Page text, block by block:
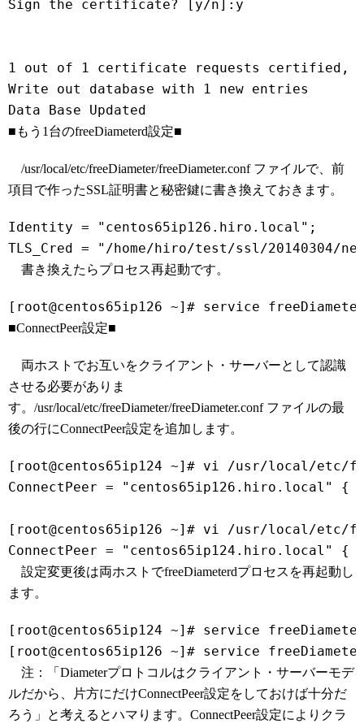
Sign the certificate? [y/n]:y
1 out of 1 certificate requests certified,
Write out database with 1 new entries
■もう1台のfreeDiameterd設定■
/usr/local/etc/freeDiameter/freeDiameter.conf ファイルで、前
項目で作ったSSL証明書と秘密鍵に書き換えておきます。
Identity = "centos65ip126.hiro.local";
書き換えたらプロセス再起動です。
■ConnectPeer設定■
両ホストでお互いをクライアント・サーバーとして認識
させる必要がありま
す。/usr/local/etc/freeDiameter/freeDiameter.conf ファイルの最
後の行にConnectPeer設定を追加します。
[root@centos65ip124 ~]# vi /usr/local/etc/
ConnectPeer = "centos65ip126.hiro.local" {
[root@centos65ip126 ~]# vi /usr/local/etc/
設定変更後は両ホストでfreeDiameterdプロセスを再起動し
ます。
[root@centos65ip124 ~]# service
注：「Diameterプロトコルはクライアント・サーバーモデ
ルだから、片方にだけConnectPeer設定をしておけば十分だ
ろう」と考えるとハマります。ConnectPeer設定によりクラ